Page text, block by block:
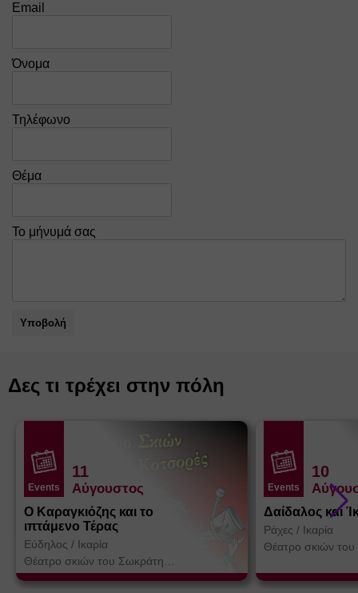
Email
Όνομα
Τηλέφωνο
Θέμα
Το μήνυμά σας
Υποβολή
Δες τι τρέχει στην πόλη
Events
11
Αύγουστος
Ο Καραγκιόζης και το
ιπτάμενο Τέρας
Εύδηλος / Ικαρία
Θέατρο σκιών του Σωκράτη
Κοτσορέ
Events
10
Δαίδαλος και
Ράχες / Ικαρία
Θέατρο σκιών